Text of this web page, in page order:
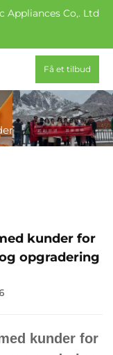
Appliances Co,. Ltd
Få et tilbud
kunder for
opgradering
kunder for